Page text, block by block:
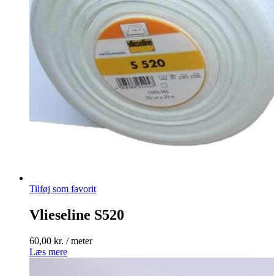
Tilføj som favorit
Vlieseline S520
60,00 kr. / meter
Læs mere